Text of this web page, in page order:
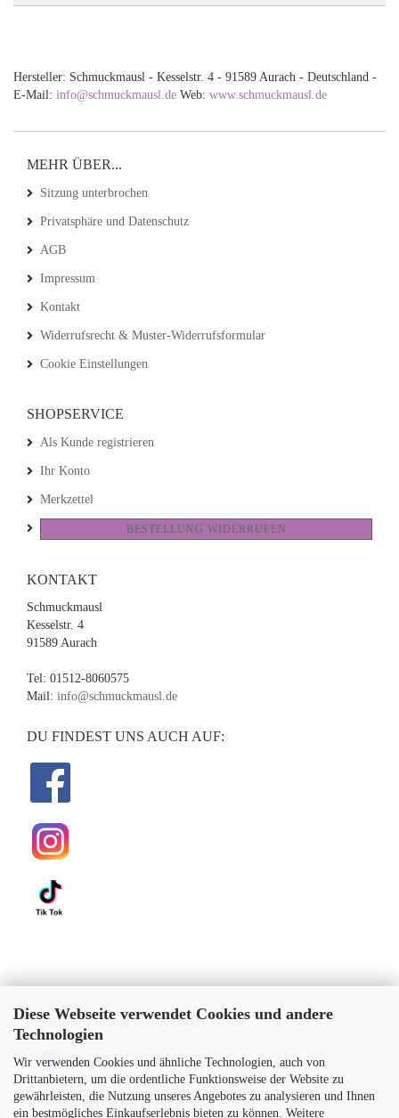
Diese Webseite verwendet Cookies und andere
Technologien
Wir verwenden Cookies und ähnliche Technologien, auch von
Drittanbietern, um die ordentliche Funktionsweise der Website zu
gewährleisten, die Nutzung unseres Angebotes zu analysieren und Ihnen
ein bestmögliches Einkaufserlebnis bieten zu können. Weitere
Hersteller: Schmuckmausl - Kesselstr. 4 - 91589 Aurach - Deutschland -
E-Mail: info@schmuckmausl.de Web: www.schmuckmausl.de
MEHR ÜBER...
Sitzung unterbrochen
Privatsphäre und Datenschutz
AGB
Impressum
Kontakt
Widerrufsrecht & Muster-Widerrufsformular
Cookie Einstellungen
SHOPSERVICE
Als Kunde registrieren
Ihr Konto
Merkzettel
BESTELLUNG WIDERRUFEN
KONTAKT
Schmuckmausl
Kesselstr. 4
91589 Aurach
Tel: 01512-8060575
Mail: info@schmuckmausl.de
DU FINDEST UNS AUCH AUF:
SICHER EINKAUFEN MIT
WIR VERSENDEN MIT